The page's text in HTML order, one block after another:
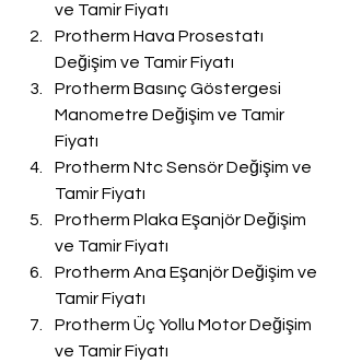
ve Tamir Fiyatı
Protherm Hava Prosestatı
Değişim ve Tamir Fiyatı
Protherm Basınç Göstergesi
Manometre Değişim ve Tamir
Fiyatı
Protherm Ntc Sensör Değişim ve
Tamir Fiyatı
Protherm Plaka Eşanjör Değişim
ve Tamir Fiyatı
Protherm Ana Eşanjör Değişim ve
Tamir Fiyatı
Protherm Üç Yollu Motor Değişim
ve Tamir Fiyatı